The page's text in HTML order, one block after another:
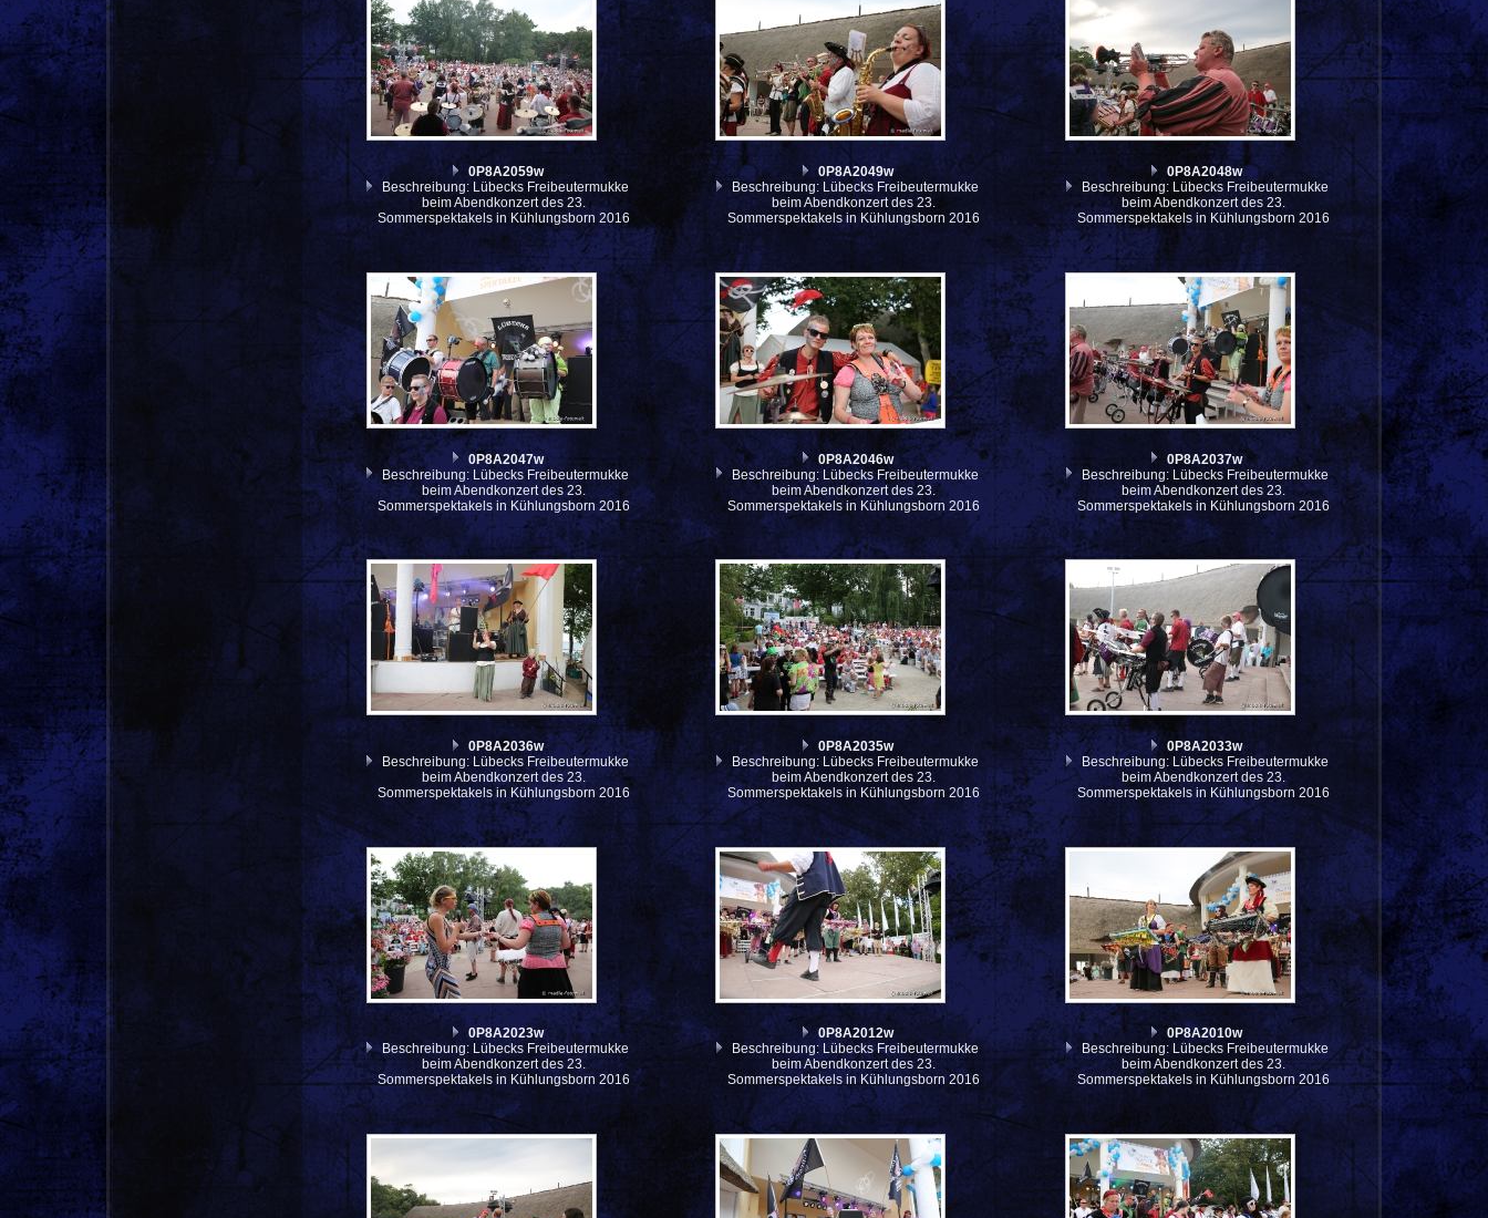
0P8A2059w
Beschreibung: Lübecks Freibeutermukke
beim Abendkonzert des 23.
Sommerspektakels in Kühlungsborn 2016
0P8A2049w
Beschreibung: Lübecks Freibeutermukke
beim Abendkonzert des 23.
Sommerspektakels in Kühlungsborn 2016
0P8A2048w
Beschreibung: Lübecks Freibeutermukke
beim Abendkonzert des 23.
Sommerspektakels in Kühlungsborn 2016
0P8A2047w
Beschreibung: Lübecks Freibeutermukke
beim Abendkonzert des 23.
Sommerspektakels in Kühlungsborn 2016
0P8A2046w
Beschreibung: Lübecks Freibeutermukke
beim Abendkonzert des 23.
Sommerspektakels in Kühlungsborn 2016
0P8A2037w
Beschreibung: Lübecks Freibeutermukke
beim Abendkonzert des 23.
Sommerspektakels in Kühlungsborn 2016
0P8A2036w
Beschreibung: Lübecks Freibeutermukke
beim Abendkonzert des 23.
Sommerspektakels in Kühlungsborn 2016
0P8A2035w
Beschreibung: Lübecks Freibeutermukke
beim Abendkonzert des 23.
Sommerspektakels in Kühlungsborn 2016
0P8A2033w
Beschreibung: Lübecks Freibeutermukke
beim Abendkonzert des 23.
Sommerspektakels in Kühlungsborn 2016
0P8A2023w
Beschreibung: Lübecks Freibeutermukke
beim Abendkonzert des 23.
Sommerspektakels in Kühlungsborn 2016
0P8A2012w
Beschreibung: Lübecks Freibeutermukke
beim Abendkonzert des 23.
Sommerspektakels in Kühlungsborn 2016
0P8A2010w
Beschreibung: Lübecks Freibeutermukke
beim Abendkonzert des 23.
Sommerspektakels in Kühlungsborn 2016